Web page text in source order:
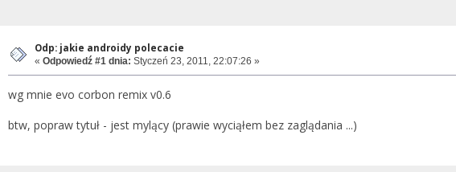
Odp: jakie androidy polecacie
« Odpowiedź #1 dnia: Styczeń 23, 2011, 22:07:26 »
wg mnie evo corbon remix v0.6
btw, popraw tytuł - jest mylący (prawie wyciąłem bez zaglądania ...)